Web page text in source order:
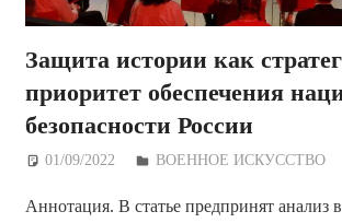
Защита истории как
приоритет обеспечения
безопасности России
01/09/2022 Дежурный по Редакции
ВОЕННОЕ ИСКУССТВО
Аннотация. В статье предпринят анализ